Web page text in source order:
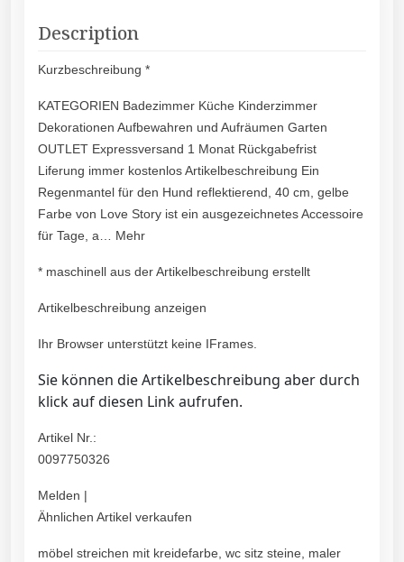
Description
Kurzbeschreibung *
KATEGORIEN Badezimmer Küche Kinderzimmer
Dekorationen Aufbewahren und Aufräumen Garten
OUTLET Expressversand 1 Monat Rückgabefrist
Liferung immer kostenlos Artikelbeschreibung Ein
Regenmantel für den Hund reflektierend, 40 cm, gelbe
Farbe von Love Story ist ein ausgezeichnetes Accessoire
für Tage, a… Mehr
* maschinell aus der Artikelbeschreibung erstellt
Artikelbeschreibung anzeigen
Ihr Browser unterstützt keine IFrames.
Sie können die Artikelbeschreibung aber durch
klick auf diesen Link aufrufen.
Artikel Nr.:
0097750326
Melden |
Ähnlichen Artikel verkaufen
möbel streichen mit kreidefarbe, wc sitz steine, maler